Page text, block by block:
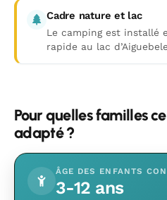
Cadre nature et lac
Le camping est installé
rapide au lac
Pour quelles familles
adapté ?
ÂGE DES ENFANTS
3-12 ans